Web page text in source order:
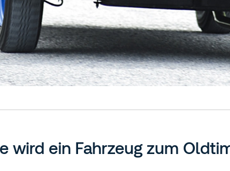
wird ein Fahrzeug zum